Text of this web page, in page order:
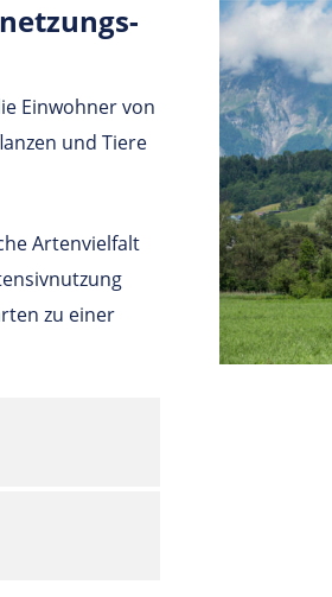
Einwohner von
und Tiere
Artenvielfalt
zu einer